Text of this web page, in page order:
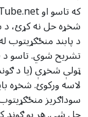
شخړه حل نه کړئ، د
د پابند
تشریح شوي. تاسو
ټولې شخړې (یا د
لاسه ورکوئ. شخړه
سوداګریز